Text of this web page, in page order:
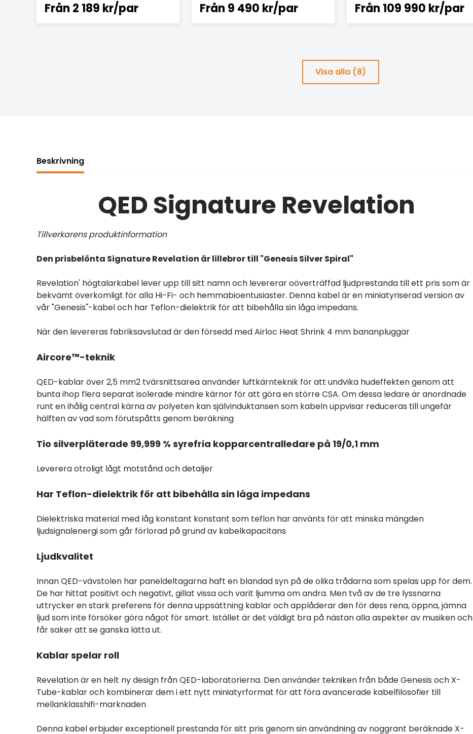
Från 2 189 kr/par Från 9 490 kr/par Från 109 990 kr/par
Visa alla (8)
Beskrivning
QED Signature Revelation
Tillverkarens produktinformation
Den prisbelönta Signature Revelation är lillebror till "Genesis Silver Spiral"
Revelation' högtalarkabel lever upp till sitt namn och levererar oöverträffad ljudprestanda till ett pris som är
bekvämt överkomligt för alla Hi-Fi- och hemmabioentusiaster. Denna kabel är en miniatyriserad version av
vår "Genesis"-kabel och har Teflon-dielektrik för att bibehålla sin låga impedans.
När den levereras fabriksavslutad är den försedd med Airloc Heat Shrink 4 mm bananpluggar
Aircore™-teknik
QED-kablar över 2,5 mm2 tvärsnittsarea använder luftkärnteknik för att undvika hudeffekten genom att
bunta ihop flera separat isolerade mindre kärnor för att göra en större CSA. Om dessa ledare är anordnade
runt en ihålig central kärna av polyeten kan självinduktansen som kabeln uppvisar reduceras till ungefär
hälften av vad som förutspåtts genom beräkning
Tio silverpläterade 99,999 % syrefria kopparcentralledare på 19/0,1 mm
Leverera otroligt lågt motstånd och detaljer
Har Teflon-dielektrik för att bibehålla sin låga impedans
Dielektriska material med låg konstant konstant som teflon har använts för att minska mängden
ljudsignalenergi som går förlorad på grund av kabelkapacitans
Ljudkvalitet
Innan QED-vävstolen har paneldeltagarna haft en blandad syn på de olika trådarna som spelas upp för dem.
De har hittat positivt och negativt, gillat vissa och varit ljumma om andra. Men två av de tre lyssnarna
uttrycker en stark preferens för denna uppsättning kablar och applåderar den för dess rena, öppna, jämna
ljud som inte försöker göra något för smart. Istället är det väldigt bra på nästan alla aspekter av musiken och
får saker att se ganska lätta ut.
Kablar spelar roll
Revelation är en helt ny design från QED-laboratorierna. Den använder tekniken från både Genesis och X-
Tube-kablar och kombinerar dem i ett nytt miniatyrformat för att föra avancerade kabelfilosofier till
mellanklasshifi-marknaden
Denna kabel erbjuder exceptionell prestanda för sitt pris genom sin användning av noggrant beräknade X-